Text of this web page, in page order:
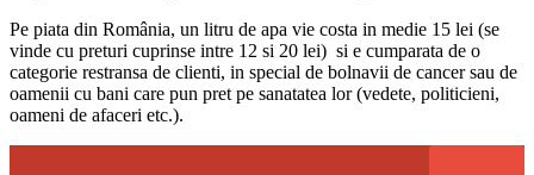
Pe piata din România, un litru de apa vie costa in medie 15 lei (se
vinde cu preturi cuprinse intre 12 si 20 lei) si e cumparata de o
categorie restransa de clienti, in special de bolnavii de cancer sau de
oamenii cu bani care pun pret pe sanatatea lor (vedete, politicieni,
oameni de afaceri etc.).